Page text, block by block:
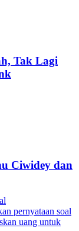
Tak Lagi
Ciwidey dan